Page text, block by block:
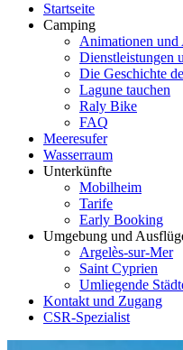
Startseite
Camping
Animationen und
Dienstleistungen
Die Geschichte
Lagune tauchen
Raly Bike
FAQ
Meeresufer
Wasserraum
Unterkünfte
Mobilheim
Tarife
Early Booking
Umgebung und
Argelès-sur-Mer
Saint Cyprien
Umliegende
Kontakt und Zugang
CSR-Spezialist